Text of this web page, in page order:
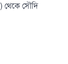
থেকে সৌদি